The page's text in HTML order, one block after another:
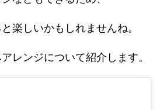
楽しいかもしれませんね。
レンジについて紹介します。